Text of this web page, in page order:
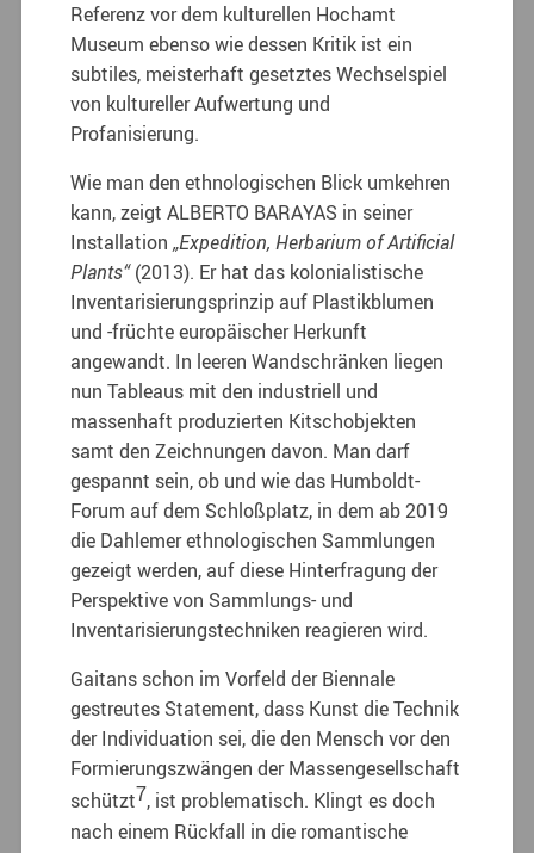
Referenz vor dem kulturellen Hochamt
Museum ebenso wie dessen Kritik ist ein
subtiles, meisterhaft gesetztes Wechselspiel
von kultureller Aufwertung und
Profanisierung.
Wie man den ethnologischen Blick umkehren
kann, zeigt ALBERTO BARAYAS in seiner
Installation„Expedition, Herbarium of Artificial
Plants“(2013). Er hat das kolonialistische
Inventarisierungsprinzip auf Plastikblumen
und -früchte europäischer Herkunft
angewandt. In leeren Wandschränken liegen
nun Tableaus mit den industriell und
massenhaft produzierten Kitschobjekten
samt den Zeichnungen davon. Man darf
gespannt sein, ob und wie das Humboldt-
Forum auf dem Schloßplatz, in dem ab 2019
die Dahlemer ethnologischen Sammlungen
gezeigt werden, auf diese Hinterfragung der
Perspektive von Sammlungs- und
Inventarisierungstechniken reagieren wird.
Gaitans schon im Vorfeld der Biennale
gestreutes Statement, dass Kunst die Technik
der Individuation sei, die den Mensch vor den
Formierungszwängen der Massengesellschaft
schützt7, ist problematisch. Klingt es doch
nach einem Rückfall in die romantische